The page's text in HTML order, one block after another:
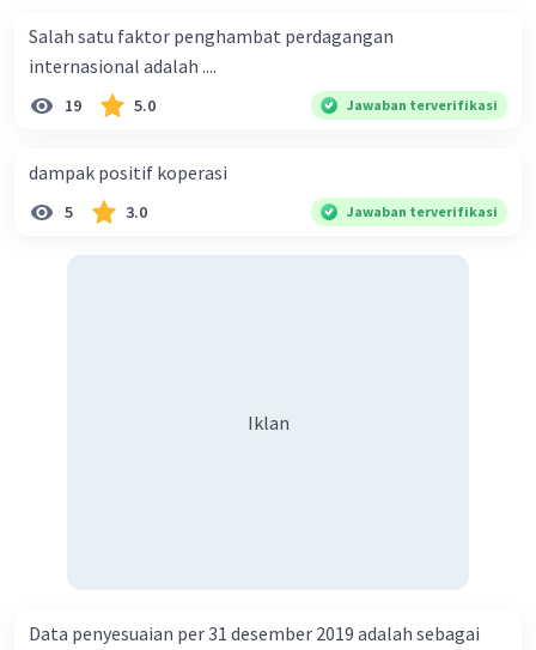
Pendapatan masyarakat meningkat sebesar
Rp20 miliar karena X - M > 0. Dalam contoh ini, X -
M = 645 - 625 = 20.
Beri Rating·5.0(
Salah satu faktor penghambat perdagangan
internasional adalah ....
19 5.0 Jawaban terverifikasi
dampak positif koperasi
5 3.0 Jawaban terverifikasi
Iklan
Data penyesuaian per 31 desember 2019 adalah sebagai